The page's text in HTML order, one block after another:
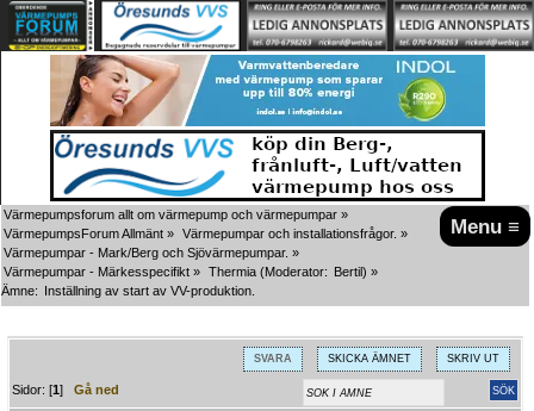
Menu ≡
Värmepumpsforum allt om värmepump och värmepumpar »
VärmepumpsForum Allmänt » Värmepumpar och installationsfrågor. »
Värmepumpar - Mark/Berg och Sjövärmepumpar. »
Värmepumpar - Märkesspecifikt » Thermia (Moderator: Bertil) »
Ämne: Inställning av start av VV-produktion.
SVARA SKICKA ÄMNET SKRIV UT
Sidor: [1]Gå ned